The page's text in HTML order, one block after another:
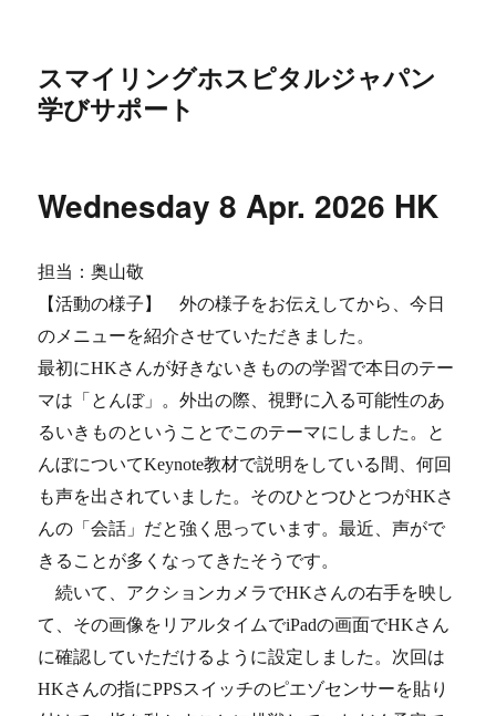
スマイリングホスピタルジャパン
学びサポート
Wednesday 8 Apr. 2026 HK
担当：奥山敬
【活動の様子】 外の様子をお伝えしてから、今日
のメニューを紹介させていただきました。
最初にHKさんが好きないきものの学習で本日のテー
マは「とんぼ」。外出の際、視野に入る可能性のあ
るいきものということでこのテーマにしました。と
んぼについてKeynote教材で説明をしている間、何回
も声を出されていました。そのひとつひとつがHKさ
んの「会話」だと強く思っています。最近、声がで
きることが多くなってきたそうです。
続いて、アクションカメラでHKさんの右手を映し
て、その画像をリアルタイムでiPadの画面でHKさん
に確認していただけるように設定しました。次回は
HKさんの指にPPSスイッチのピエゾセンサーを貼り